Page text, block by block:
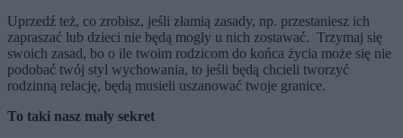
Uprzedź też, co zrobisz, jeśli złamią zasady, np. przestaniesz ich
zapraszać lub dzieci nie będą mogły u nich zostawać. Trzymaj się
swoich zasad, bo o ile twoim rodzicom do końca życia może się nie
podobać twój styl wychowania, to jeśli będą chcieli tworzyć
rodzinną relację, będą musieli uszanować twoje granice.
To taki nasz mały sekret